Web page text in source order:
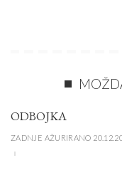
ODBOJKA
ZADNJE AŽURIRANO